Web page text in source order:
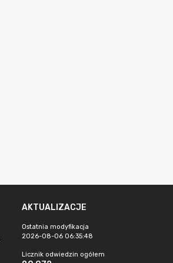
AKTUALIZACJE
Ostatnia modyfikacja
2026-08-06 06:35:48
Licznik odwiedzin ogółem